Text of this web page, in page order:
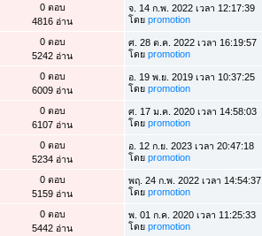
0 ตอบ
4816 อ่าน
จ. 14 ก.พ. 2022 เวลา 12:17:39
โดยpromotion
0 ตอบ
5242 อ่าน
ศ. 28 ต.ค. 2022 เวลา 16:19:57
โดยpromotion
0 ตอบ
6009 อ่าน
อ. 19 พ.ย. 2019 เวลา 10:37:25
โดยpromotion
0 ตอบ
6107 อ่าน
ศ. 17 ม.ค. 2020 เวลา 14:58:03
โดยpromotion
0 ตอบ
5234 อ่าน
อ. 12 ก.ย. 2023 เวลา 20:47:18
โดยpromotion
0 ตอบ
5159 อ่าน
พฤ. 24 ก.พ. 2022 เวลา 14:54:37
โดยpromotion
0 ตอบ
5442 อ่าน
พ. 01 ก.ค. 2020 เวลา 11:25:33
โดยpromotion